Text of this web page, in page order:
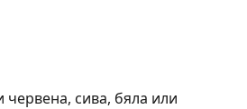
червена, сива, бяла или